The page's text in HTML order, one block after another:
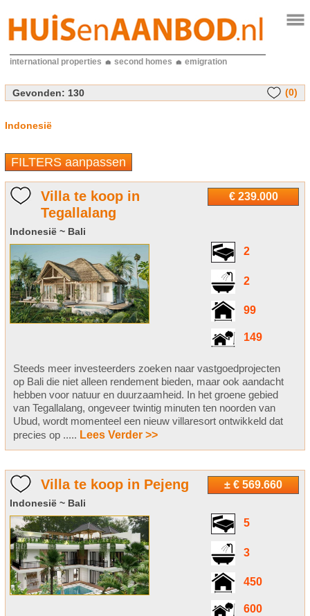
international properties second homes emigration
Gevonden: 130 (0)
Indonesië
FILTERS aanpassen
€ 239.000
Villa te koop in
Tegallalang
Indonesië ~ Bali
2
2
99
149
Steeds meer investeerders zoeken naar vastgoedprojecten
op Bali die niet alleen rendement bieden, maar ook aandacht
hebben voor natuur en duurzaamheid. In het groene gebied
van Tegallalang, ongeveer twintig minuten ten noorden van
Ubud, wordt momenteel een nieuw villaresort ontwikkeld dat
precies op ..... Lees Verder >>
± € 569.660
Villa te koop in Pejeng
Indonesië ~ Bali
5
3
450
600